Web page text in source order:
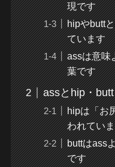
現です
hipやbutt
ています
assは意味
葉です
assとhip・
hipは「お
われてい
buttはass
です